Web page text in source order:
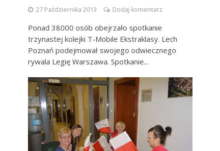
27 Października 2013 Dodaj komentarz
Ponad 38000 osób obejrzało spotkanie
trzynastej kolejki T-Mobile Ekstraklasy. Lech
Poznań podejmował swojego odwiecznego
rywala Legię Warszawa. Spotkanie...